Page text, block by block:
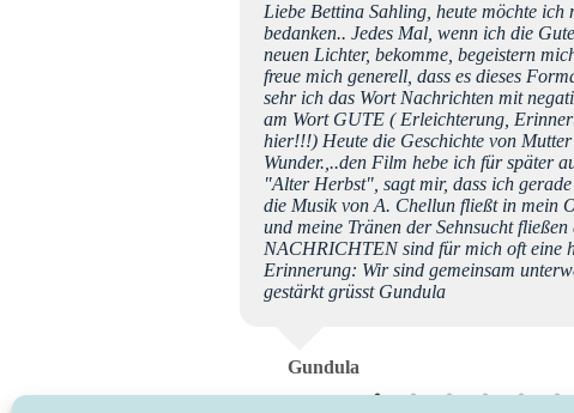
Liebe Bettina Sahling, heute möchte
bedanken.. Jedes Mal, wenn ich die
neuen Lichter, bekomme, begeistern
freue mich generell, dass es dieses
sehr ich das Wort Nachrichten mit
am Wort GUTE ( Erleichterung,
hier!!!) Heute die Geschichte von
Wunder.,..den Film hebe ich für später
"Alter Herbst", sagt mir, dass ich
die Musik von A. Chellun fließt in mein
und meine Tränen der Sehnsucht
NACHRICHTEN sind für mich oft eine
Erinnerung: Wir sind gemeinsam
gestärkt grüsst Gundula
Gundula